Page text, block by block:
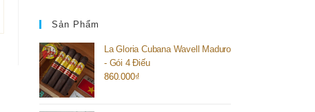
Sản Phẩm
La Gloria Cubana Wavell Maduro
- Gói 4 Điếu
860.000₫